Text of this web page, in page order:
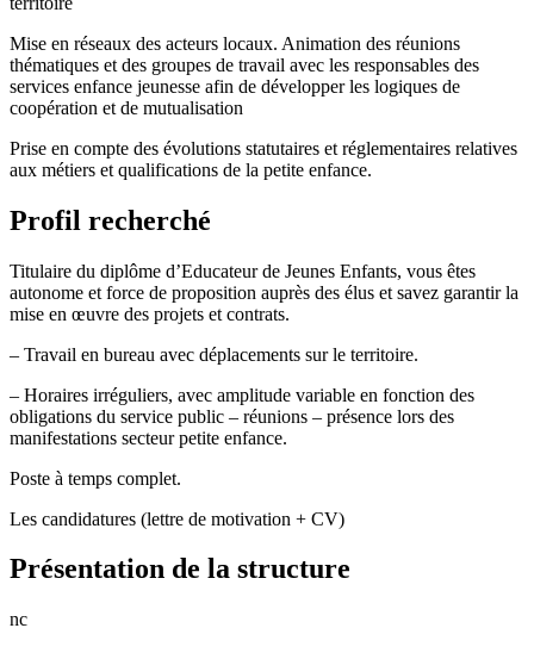
Mise en réseaux des acteurs locaux. Animation des réunions
thématiques et des groupes de travail avec les responsables des
services enfance jeunesse afin de développer les logiques de
coopération et de mutualisation
Prise en compte des évolutions statutaires et réglementaires relatives
aux métiers et qualifications de la petite enfance.
Profil recherché
Titulaire du diplôme d’Educateur de Jeunes Enfants, vous êtes
autonome et force de proposition auprès des élus et savez garantir la
mise en œuvre des projets et contrats.
– Travail en bureau avec déplacements sur le territoire.
– Horaires irréguliers, avec amplitude variable en fonction des
obligations du service public – réunions – présence lors des
manifestations secteur petite enfance.
Poste à temps complet.
Les candidatures (lettre de motivation + CV)
Présentation de la structure
nc